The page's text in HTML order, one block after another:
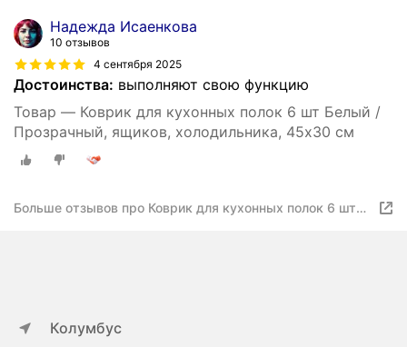
Надежда Исаенкова
10 отзывов
4 сентября 2025
Достоинства: выполняют свою функцию
Товар — Коврик для кухонных полок 6 шт Белый /
Прозрачный, ящиков, холодильника, 45х30 см
Больше отзывов про Коврик для кухонных полок 6 шт
Колумбус